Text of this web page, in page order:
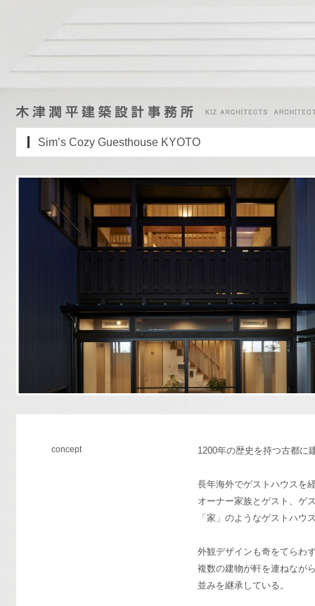
Sim’s Cozy Guesthouse KYOTO
concept 1200年の歴史を持つ古都に
長年海外でゲストハウスを
オーナー家族とゲスト、ゲ
「家」のようなゲストハウ
外観デザインも奇をてらわ
複数の建物が軒を連ねなが
並みを継承している。